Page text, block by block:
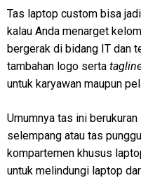
Tas laptop custom bisa
kalau Anda menarget
bergerak di bidang IT dan
tambahan logo serta
untuk karyawan maupun
Umumnya tas ini
selempang atau tas
kompartemen khusus
untuk melindungi laptop